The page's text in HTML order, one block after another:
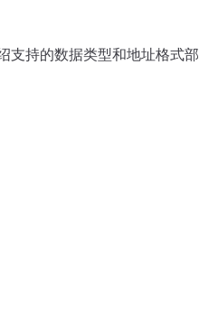
支持的数据类型和地址格式